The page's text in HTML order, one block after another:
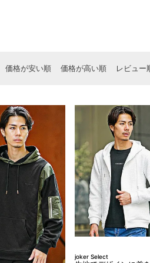
価格が安い順 価格が高い順 レビュー
joker Select